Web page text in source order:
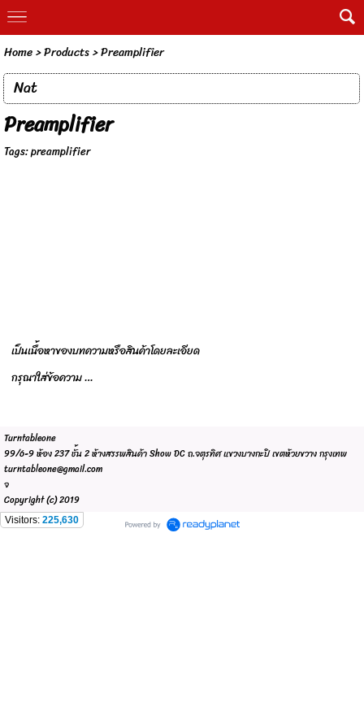
Home> Products >Preamplifier
Nat
Preamplifier
Tags:preamplifier
เป็นเนื้อหาของบทความหรือสินค้าโดยละเอียด
กรุณาใส่ข้อความ …
Turntableone
99/6-9 ห้อง 237 ชั้น 2 ห้างสรรพสินค้า Show DC ถ.จตุรทิศ แขวงบางกะปิ เขตห้วยขวาง กรุงเทพ
turntableone@gmail.com
จ
Copyright (c) 2019
Visitors: 225,630